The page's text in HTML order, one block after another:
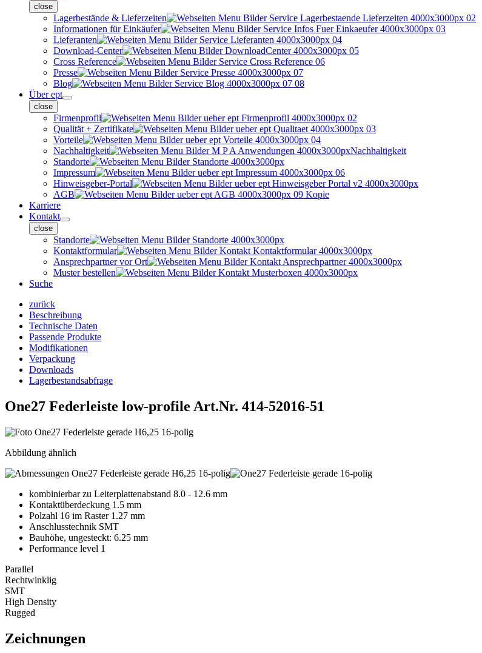
close
Lagerbestände & Lieferzeiten
Informationen für Einkäufer
Lieferanten
Download-Center
Cross Reference
Presse
Blog
Über ept
close
Firmenprofil
Qualität + Zertifikate
Vorteile
Nachhaltigkeit
Nachhaltigkeit
Standorte
Impressum
Hinweisgeber-Portal
AGB
Karriere
Kontakt
close
Standorte
Kontaktformular
Ansprechpartner vor Ort
Muster bestellen
Suche
zurück
Beschreibung
Technische Daten
Passende Produkte
Modifikationen
Verpackung
Downloads
Lagerbestandsabfrage
One27 Federleiste low-profile Art.Nr. 414-52016-51
Abbildung ähnlich
kombinierbar zu Leiterplattenabstand 8.0 - 12.6 mm
Kontaktüberdeckung 1.5 mm
Polzahl 16 im Raster 1.27 mm
Anschlusstechnik SMT
Bauhöhe, ungesteckt: 6.25 mm
Performance level 1
Parallel
Rechtwinklig
SMT
High Density
Rugged
Zeichnungen